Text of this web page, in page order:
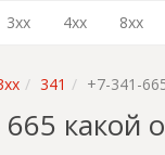
3xx 4xx 8xx
341 +7-341-
какой